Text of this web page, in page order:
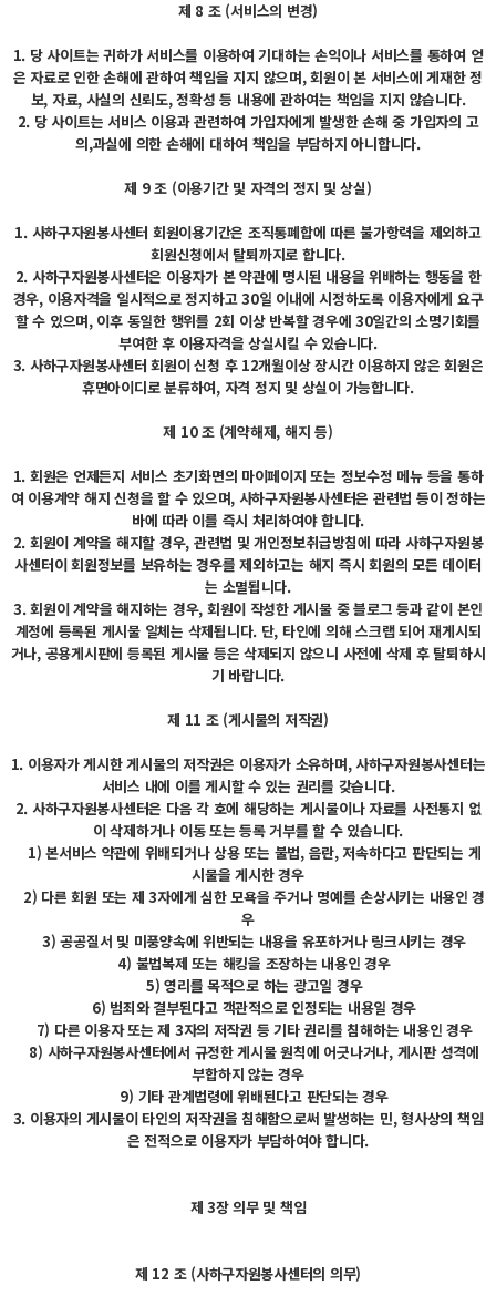
제 8 조 (서비스의 변경)
1. 당 사이트는 귀하가 서비스를 이용하여 기대하는 손익이나 서비스를 통하여 얻
은 자료로 인한 손해에 관하여 책임을 지지 않으며, 회원이 본 서비스에 게재한 정
보, 자료, 사실의 신뢰도, 정확성 등 내용에 관하여는 책임을 지지 않습니다.
2. 당 사이트는 서비스 이용과 관련하여 가입자에게 발생한 손해 중 가입자의 고
의,과실에 의한 손해에 대하여 책임을 부담하지 아니합니다.
제 9 조 (이용기간 및 자격의 정지 및 상실)
1. 사하구자원봉사센터 회원이용기간은 조직통폐합에 따른 불가항력을 제외하고
회원신청에서 탈퇴까지로 합니다.
2. 사하구자원봉사센터은 이용자가 본 약관에 명시된 내용을 위배하는 행동을 한
경우, 이용자격을 일시적으로 정지하고 30일 이내에 시정하도록 이용자에게 요구
할 수 있으며, 이후 동일한 행위를 2회 이상 반복할 경우에 30일간의 소명기회를
부여한 후 이용자격을 상실시킬 수 있습니다.
3. 사하구자원봉사센터 회원이 신청 후 12개월이상 장시간 이용하지 않은 회원은
휴면아이디로 분류하여, 자격 정지 및 상실이 가능합니다.
제 10 조 (계약해제, 해지 등)
1. 회원은 언제든지 서비스 초기화면의 마이페이지 또는 정보수정 메뉴 등을 통하
여 이용계약 해지 신청을 할 수 있으며, 사하구자원봉사센터은 관련법 등이 정하는
바에 따라 이를 즉시 처리하여야 합니다.
2. 회원이 계약을 해지할 경우, 관련법 및 개인정보취급방침에 따라 사하구자원봉
사센터이 회원정보를 보유하는 경우를 제외하고는 해지 즉시 회원의 모든 데이터
는 소멸됩니다.
3. 회원이 계약을 해지하는 경우, 회원이 작성한 게시물 중 블로그 등과 같이 본인
계정에 등록된 게시물 일체는 삭제됩니다. 단, 타인에 의해 스크랩 되어 재게시되
거나, 공용게시판에 등록된 게시물 등은 삭제되지 않으니 사전에 삭제 후 탈퇴하시
기 바랍니다.
제 11 조 (게시물의 저작권)
1. 이용자가 게시한 게시물의 저작권은 이용자가 소유하며, 사하구자원봉사센터는
서비스 내에 이를 게시할 수 있는 권리를 갖습니다.
2. 사하구자원봉사센터은 다음 각 호에 해당하는 게시물이나 자료를 사전통지 없
이 삭제하거나 이동 또는 등록 거부를 할 수 있습니다.
1) 본서비스 약관에 위배되거나 상용 또는 불법, 음란, 저속하다고 판단되는 게
시물을 게시한 경우
2) 다른 회원 또는 제 3자에게 심한 모욕을 주거나 명예를 손상시키는 내용인 경
우
3) 공공질서 및 미풍양속에 위반되는 내용을 유포하거나 링크시키는 경우
4) 불법복제 또는 해킹을 조장하는 내용인 경우
5) 영리를 목적으로 하는 광고일 경우
6) 범죄와 결부된다고 객관적으로 인정되는 내용일 경우
7) 다른 이용자 또는 제 3자의 저작권 등 기타 권리를 침해하는 내용인 경우
8) 사하구자원봉사센터에서 규정한 게시물 원칙에 어긋나거나, 게시판 성격에
부합하지 않는 경우
9) 기타 관계법령에 위배된다고 판단되는 경우
3. 이용자의 게시물이 타인의 저작권을 침해함으로써 발생하는 민, 형사상의 책임
은 전적으로 이용자가 부담하여야 합니다.
제 3장 의무 및 책임
제 12 조 (사하구자원봉사센터의 의무)